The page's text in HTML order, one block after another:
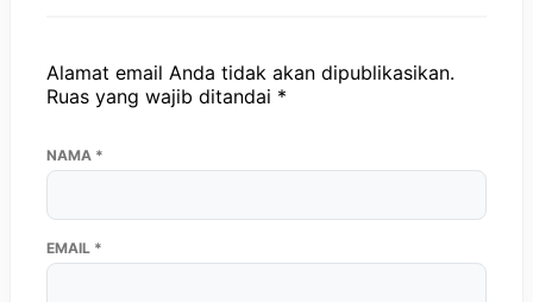
Alamat email Anda tidak akan dipublikasikan.
Ruas yang wajib ditandai *
NAMA *
EMAIL *